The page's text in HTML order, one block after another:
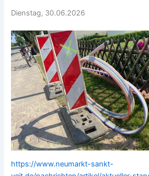
Dienstag, 30.06.2026
https://www.neumarkt-sankt-